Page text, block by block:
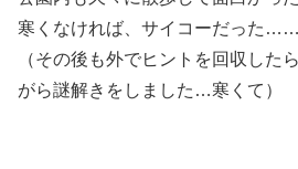
寒くなければ、サイコーだった……
（その後も外でヒントを回収した
がら謎解きをしました…寒くて）